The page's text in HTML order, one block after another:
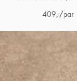
409 ,-/par